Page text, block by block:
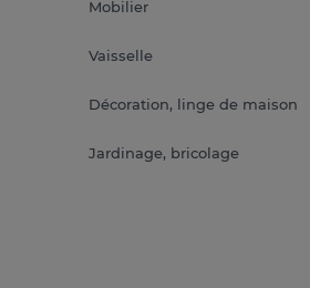
Mobilier
Vaisselle
Décoration, linge de maison
Jardinage, bricolage